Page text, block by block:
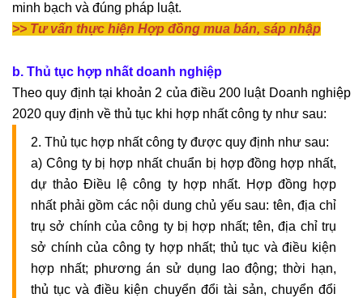
minh bạch và đúng pháp luật.
>> Tư vấn thực hiện Hợp đồng mua bán, sáp nhập
b. Thủ tục hợp nhất doanh nghiệp
Theo quy định tại khoản 2 của điều 200 luật Doanh nghiệp
2020 quy định về thủ tục khi hợp nhất công ty như sau:
2. Thủ tục hợp nhất công ty được quy định như sau:
a) Công ty bị hợp nhất chuẩn bị hợp đồng hợp nhất,
dự thảo Điều lệ công ty hợp nhất. Hợp đồng hợp
nhất phải gồm các nội dung chủ yếu sau: tên, địa chỉ
trụ sở chính của công ty bị hợp nhất; tên, địa chỉ trụ
sở chính của công ty hợp nhất; thủ tục và điều kiện
hợp nhất; phương án sử dụng lao động; thời hạn,
thủ tục và điều kiện chuyển đổi tài sản, chuyển đổi